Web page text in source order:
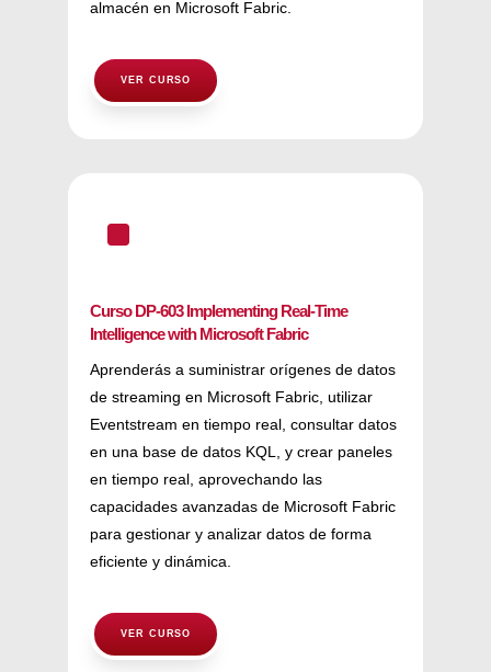
almacén en Microsoft Fabric.
VER CURSO
^
Curso DP-603 Implementing Real-Time
Intelligence with Microsoft Fabric
Aprenderás a suministrar orígenes de datos
de streaming en Microsoft Fabric, utilizar
Eventstream en tiempo real, consultar datos
en una base de datos KQL, y crear paneles
en tiempo real, aprovechando las
capacidades avanzadas de Microsoft Fabric
para gestionar y analizar datos de forma
eficiente y dinámica.
VER CURSO